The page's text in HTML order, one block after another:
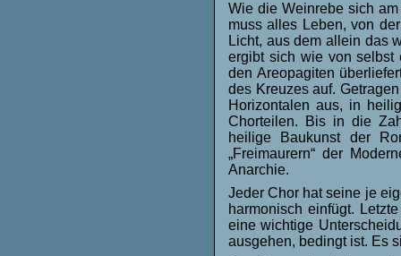
Wie die Weinrebe sich
muss alles Leben, von
Licht, aus dem allein das
ergibt sich wie von selbst
den Areopagiten
des Kreuzes auf.
Horizontalen aus, in
Chorteilen. Bis in die
heilige Baukunst der
„Freimaurern“ der
Anarchie.
Jeder Chor hat seine je
harmonisch einfügt.
eine wichtige
ausgehen, bedingt ist. Es